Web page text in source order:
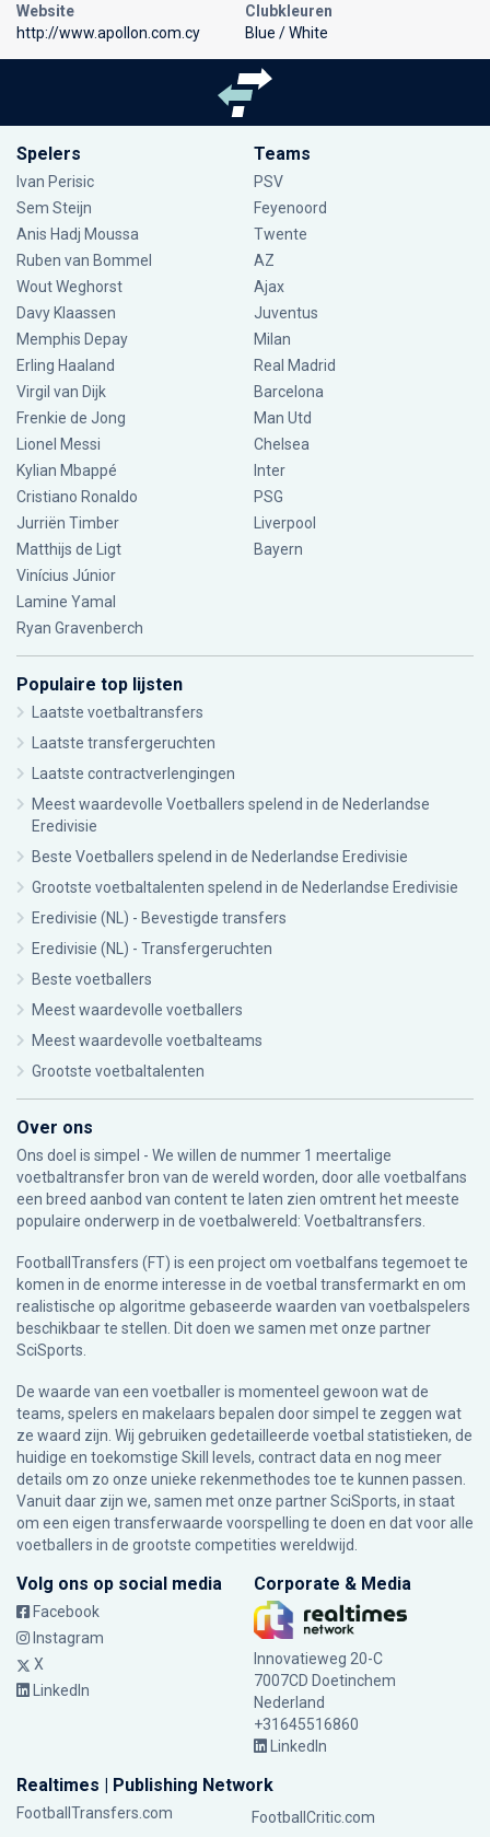
Website
http://www.apollon.com.cy
Clubkleuren
Blue / White
Spelers
Ivan Perisic
Sem Steijn
Anis Hadj Moussa
Ruben van Bommel
Wout Weghorst
Davy Klaassen
Memphis Depay
Erling Haaland
Virgil van Dijk
Frenkie de Jong
Lionel Messi
Kylian Mbappé
Cristiano Ronaldo
Jurriën Timber
Matthijs de Ligt
Vinícius Júnior
Lamine Yamal
Ryan Gravenberch
Teams
PSV
Feyenoord
Twente
AZ
Ajax
Juventus
Milan
Real Madrid
Barcelona
Man Utd
Chelsea
Inter
PSG
Liverpool
Bayern
Populaire top lijsten
Laatste voetbaltransfers
Laatste transfergeruchten
Laatste contractverlengingen
Meest waardevolle Voetballers spelend in de Nederlandse
Eredivisie
Beste Voetballers spelend in de Nederlandse Eredivisie
Grootste voetbaltalenten spelend in de Nederlandse Eredivisie
Eredivisie (NL) - Bevestigde transfers
Eredivisie (NL) - Transfergeruchten
Beste voetballers
Meest waardevolle voetballers
Meest waardevolle voetbalteams
Grootste voetbaltalenten
Over ons
Ons doel is simpel - We willen de nummer 1 meertalige
voetbaltransfer bron van de wereld worden, door alle voetbalfans
een breed aanbod van content te laten zien omtrent het meeste
populaire onderwerp in de voetbalwereld: Voetbaltransfers.
FootballTransfers (FT) is een project om voetbalfans tegemoet te
komen in de enorme interesse in de voetbal transfermarkt en om
realistische op algoritme gebaseerde waarden van voetbalspelers
beschikbaar te stellen. Dit doen we samen met onze partner
SciSports.
De waarde van een voetballer is momenteel gewoon wat de
teams, spelers en makelaars bepalen door simpel te zeggen wat
ze waard zijn. Wij gebruiken gedetailleerde voetbal statistieken, de
huidige en toekomstige Skill levels, contract data en nog meer
details om zo onze unieke rekenmethodes toe te kunnen passen.
Vanuit daar zijn we, samen met onze partner SciSports, in staat
om een eigen transferwaarde voorspelling te doen en dat voor alle
voetballers in de grootste competities wereldwijd.
Volg ons op social media
Facebook
Instagram
X
LinkedIn
Corporate & Media
Innovatieweg 20-C
7007CD Doetinchem
Nederland
+31645516860
LinkedIn
Realtimes | Publishing Network
FootballTransfers.com
FootballCritic.com